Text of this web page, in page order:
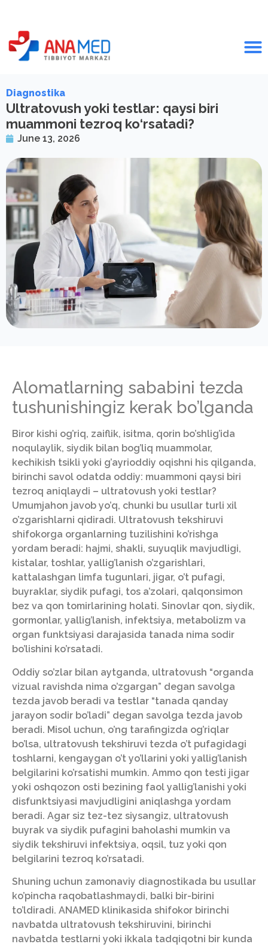
Diagnostika
Ultratovush yoki testlar: qaysi biri
muammoni tezroq ko‘rsatadi?
June 13, 2026
Alomatlarning sababini tezda
tushunishingiz kerak bo’lganda
Biror kishi og’riq, zaiflik, isitma, qorin bo’shlig’ida
noqulaylik, siydik bilan bog’liq muammolar,
kechikish tsikli yoki g’ayrioddiy oqishni his qilganda,
birinchi savol odatda oddiy: muammoni qaysi biri
tezroq aniqlaydi – ultratovush yoki testlar?
Umumjahon javob yo’q, chunki bu usullar turli xil
o’zgarishlarni qidiradi. Ultratovush tekshiruvi
shifokorga organlarning tuzilishini ko’rishga
yordam beradi: hajmi, shakli, suyuqlik mavjudligi,
kistalar, toshlar, yallig’lanish o’zgarishlari,
kattalashgan limfa tugunlari, jigar, o’t pufagi,
buyraklar, siydik pufagi, tos a’zolari, qalqonsimon
bez va qon tomirlarining holati. Sinovlar qon, siydik,
gormonlar, yallig’lanish, infektsiya, metabolizm va
organ funktsiyasi darajasida tanada nima sodir
bo’lishini ko’rsatadi.
Oddiy so’zlar bilan aytganda, ultratovush “organda
vizual ravishda nima o’zgargan” degan savolga
tezda javob beradi va testlar “tanada qanday
jarayon sodir bo’ladi” degan savolga tezda javob
beradi. Misol uchun, o’ng tarafingizda og’riqlar
bo’lsa, ultratovush tekshiruvi tezda o’t pufagidagi
toshlarni, kengaygan o’t yo’llarini yoki yallig’lanish
belgilarini ko’rsatishi mumkin. Ammo qon testi jigar
yoki oshqozon osti bezining faol yallig’lanishi yoki
disfunktsiyasi mavjudligini aniqlashga yordam
beradi. Agar siz tez-tez siysangiz, ultratovush
buyrak va siydik pufagini baholashi mumkin va
siydik tekshiruvi infektsiya, oqsil, tuz yoki qon
belgilarini tezroq ko’rsatadi.
Shuning uchun zamonaviy diagnostikada bu usullar
ko’pincha raqobatlashmaydi, balki bir-birini
to’ldiradi. ANAMED klinikasida shifokor birinchi
navbatda ultratovush tekshiruvini, birinchi
navbatda testlarni yoki ikkala tadqiqotni bir kunda